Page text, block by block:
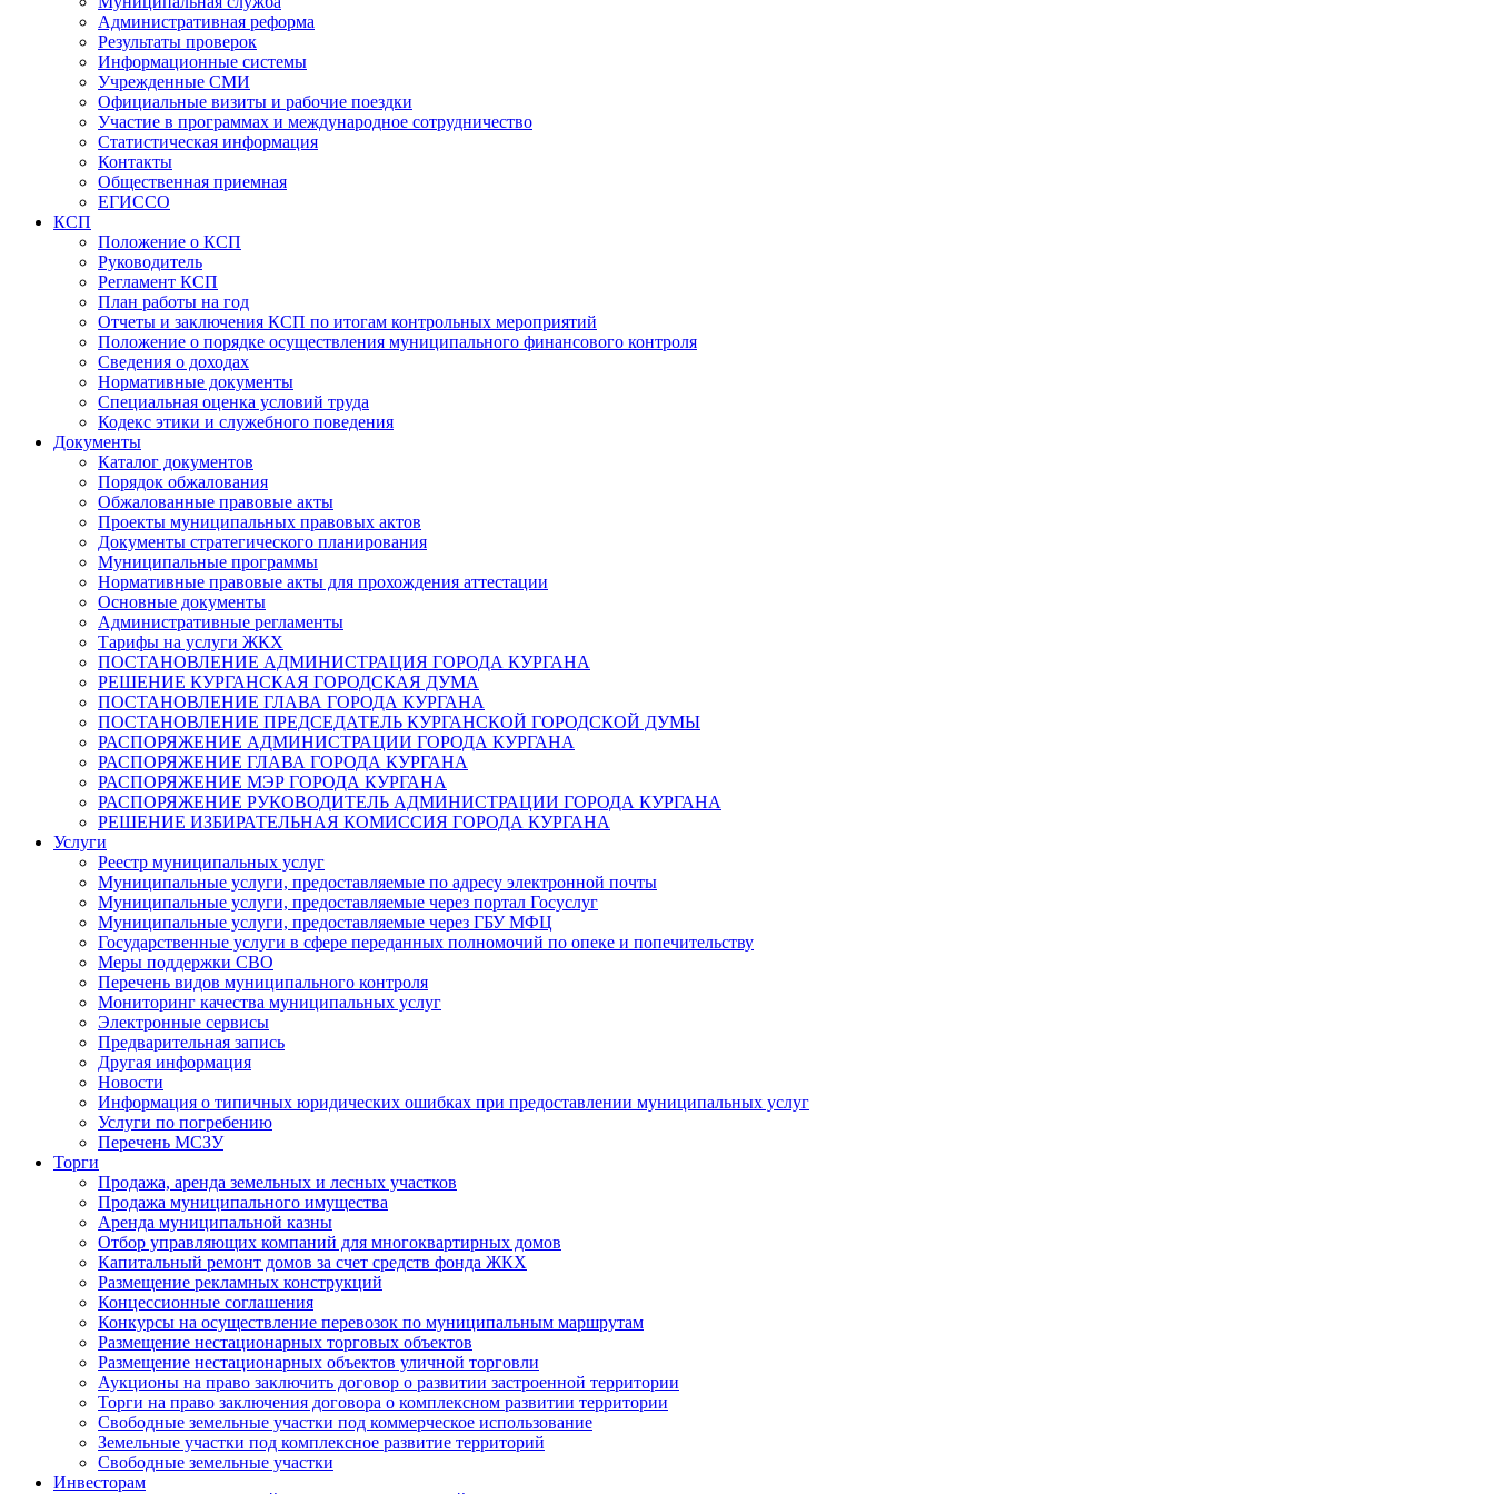
Административная реформа
Результаты проверок
Информационные системы
Учрежденные СМИ
Официальные визиты и рабочие поездки
Участие в программах и международное сотрудничество
Статистическая информация
Контакты
Общественная приемная
ЕГИССО
КСП
Положение о КСП
Руководитель
Регламент КСП
План работы на год
Отчеты и заключения КСП по итогам контрольных мероприятий
Положение о порядке осуществления муниципального финансового контроля
Сведения о доходах
Нормативные документы
Специальная оценка условий труда
Кодекс этики и служебного поведения
Документы
Каталог документов
Порядок обжалования
Обжалованные правовые акты
Проекты муниципальных правовых актов
Документы стратегического планирования
Муниципальные программы
Нормативные правовые акты для прохождения аттестации
Основные документы
Административные регламенты
Тарифы на услуги ЖКХ
ПОСТАНОВЛЕНИЕ АДМИНИСТРАЦИЯ ГОРОДА КУРГАНА
РЕШЕНИЕ КУРГАНСКАЯ ГОРОДСКАЯ ДУМА
ПОСТАНОВЛЕНИЕ ГЛАВА ГОРОДА КУРГАНА
ПОСТАНОВЛЕНИЕ ПРЕДСЕДАТЕЛЬ КУРГАНСКОЙ ГОРОДСКОЙ ДУМЫ
РАСПОРЯЖЕНИЕ АДМИНИСТРАЦИИ ГОРОДА КУРГАНА
РАСПОРЯЖЕНИЕ ГЛАВА ГОРОДА КУРГАНА
РАСПОРЯЖЕНИЕ МЭР ГОРОДА КУРГАНА
РАСПОРЯЖЕНИЕ РУКОВОДИТЕЛЬ АДМИНИСТРАЦИИ ГОРОДА КУРГАНА
РЕШЕНИЕ ИЗБИРАТЕЛЬНАЯ КОМИССИЯ ГОРОДА КУРГАНА
Услуги
Реестр муниципальных услуг
Муниципальные услуги, предоставляемые по адресу электронной почты
Муниципальные услуги, предоставляемые через портал Госуслуг
Муниципальные услуги, предоставляемые через ГБУ МФЦ
Государственные услуги в сфере переданных полномочий по опеке и попечительству
Меры поддержки СВО
Перечень видов муниципального контроля
Мониторинг качества муниципальных услуг
Электронные сервисы
Предварительная запись
Другая информация
Новости
Информация о типичных юридических ошибках при предоставлении муниципальных услуг
Услуги по погребению
Перечень МСЗУ
Торги
Продажа, аренда земельных и лесных участков
Продажа муниципального имущества
Аренда муниципальной казны
Отбор управляющих компаний для многоквартирных домов
Капитальный ремонт домов за счет средств фонда ЖКХ
Размещение рекламных конструкций
Концессионные соглашения
Конкурсы на осуществление перевозок по муниципальным маршрутам
Размещение нестационарных торговых объектов
Размещение нестационарных объектов уличной торговли
Аукционы на право заключить договор о развитии застроенной территории
Торги на право заключения договора о комплексном развитии территории
Свободные земельные участки под коммерческое использование
Земельные участки под комплексное развитие территорий
Свободные земельные участки
Инвесторам